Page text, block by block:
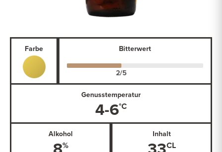
Farbe Bitterwert
Genusstemperatur
4-6
Alkohol Inhalt